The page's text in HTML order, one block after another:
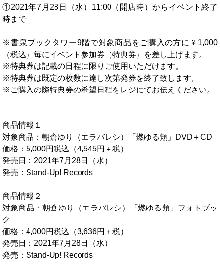
①2021年7月28日（水）11:00（開店時）からイベント終了
時まで
※書泉ブックタワー9階で対象商品をご購入の方に￥1,000
（税込）毎にイベント参加券（特典券）を差し上げます。
※特典券は記載の日程に限りご使用いただけます。
※特典券は既定の枚数に達し次第発券を終了致します。
※ご購入の際特典券の希望日程をレジにてお伝えください。
商品情報１
対象商品：朝倉ゆり（エラバレシ）「燃ゆる頬」DVD＋CD
価格：5,000円税込（4,545円＋税）
発売日：2021年7月28日（水）
発売：Stand-Up! Records
商品情報２
対象商品：朝倉ゆり（エラバレシ）「燃ゆる頬」フォトブッ
ク
価格：4,000円税込（3,636円＋税）
発売日：2021年7月28日（水）
発売：Stand-Up! Records